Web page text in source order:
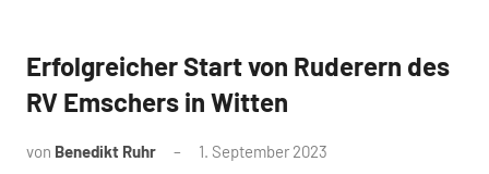
News
Erfolgreicher Start von Ruderern des
RV Emschers in Witten
von Benedikt Ruhr 1. September 2023